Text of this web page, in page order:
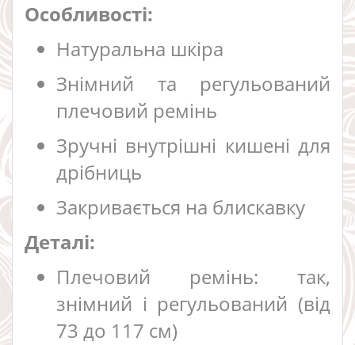
Особливості:
Натуральна шкіра
Знімний та регульований
плечовий ремінь
Зручні внутрішні кишені для
дрібниць
Закривається на блискавку
Деталі:
Плечовий ремінь: так,
знімний і регульований (від
73 до 117 см)